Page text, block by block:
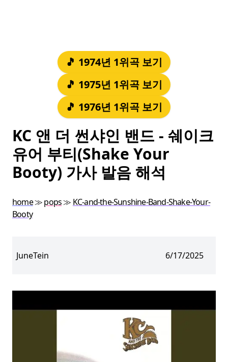
🎵 1974년 1위곡 보기
🎵 1975년 1위곡 보기
🎵 1976년 1위곡 보기
KC 앤 더 썬샤인 밴드 - 쉐이크
유어 부티(Shake Your
Booty) 가사 발음 해석
home≫pops≫ KC-and-the-Sunshine-Band-Shake-Your-
Booty
JuneTein 6/17/2025